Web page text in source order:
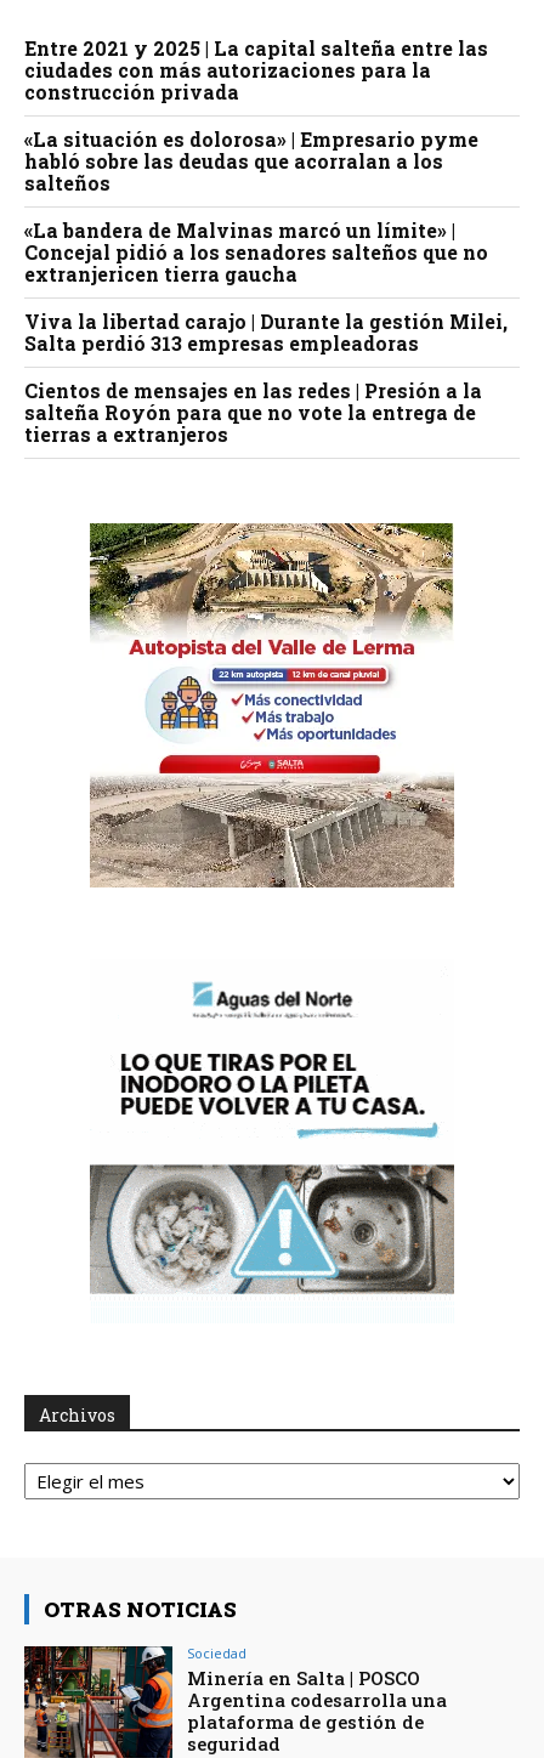
Entre 2021 y 2025 | La capital salteña entre las
ciudades con más autorizaciones para la
construcción privada
«La situación es dolorosa» | Empresario pyme
habló sobre las deudas que acorralan a los
salteños
«La bandera de Malvinas marcó un límite» |
Concejal pidió a los senadores salteños que no
extranjericen tierra gaucha
Viva la libertad carajo | Durante la gestión Milei,
Salta perdió 313 empresas empleadoras
Cientos de mensajes en las redes | Presión a la
salteña Royón para que no vote la entrega de
tierras a extranjeros
Archivos
Archivos
OTRAS NOTICIAS
Sociedad
Minería en Salta | POSCO
Argentina codesarrolla una
plataforma de gestión de
seguridad